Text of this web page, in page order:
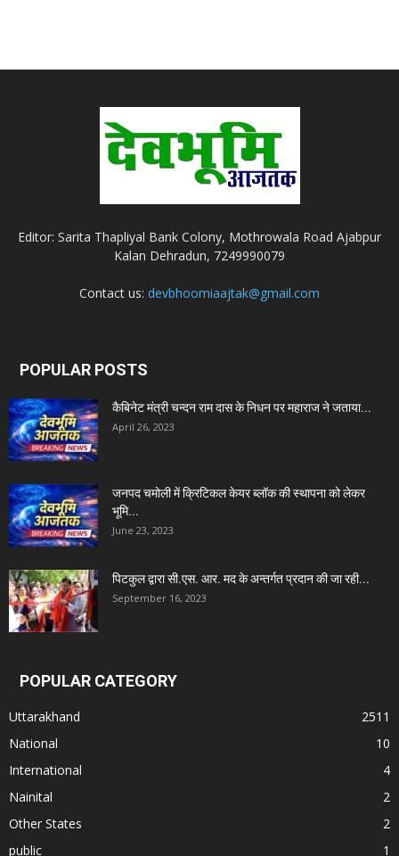
Editor: Sarita Thapliyal Bank Colony, Mothrowala Road Ajabpur
Kalan Dehradun, 7249990079
Contact us: devbhoomiaajtak@gmail.com
POPULAR POSTS
कैबिनेट मंत्री चन्दन राम दास के निधन पर महाराज ने जताया...
April 26, 2023
जनपद चमोली में क्रिटिकल केयर ब्लॉक की स्थापना को लेकर
भूमि...
June 23, 2023
पिटकुल द्वारा सी.एस. आर. मद के अन्तर्गत प्रदान की जा रही...
September 16, 2023
POPULAR CATEGORY
Uttarakhand
2511
National
10
International
4
Nainital
2
Other States
2
public
1